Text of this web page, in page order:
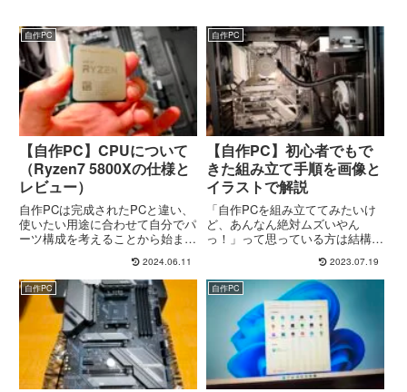
自作PC
【自作PC】CPUについて
（Ryzen7 5800Xの仕様と
レビュー）
自作PCは完成されたPCと違い、
使いたい用途に合わせて自分でパ
ーツ構成を考えることから始まり
いのかもしれませんが、自作PC
初心者からすると「どのパーツ選
べば良いか分からんし…」ってこ
とになるでしょう。自分もそう...
2024.06.11
自作PC
【自作PC】初心者でもで
きた組み立て手順を画像と
イラストで解説
「自作PCを組み立ててみたいけ
ど、あんなん絶対ムズいやん
っ！」って思っている方は結構い
考えで正直敬遠してました（汗）
多くの経験者さんは「自作PCな
んてプラモより組み立て簡単よ
～」なんて言われてたりして、や
ったこ...
2023.07.19
自作PC 自作PC